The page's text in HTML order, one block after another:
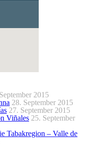
2015
28. September 2015
27. September 2015
Viñales 25. September
Tabakregion – Valle de